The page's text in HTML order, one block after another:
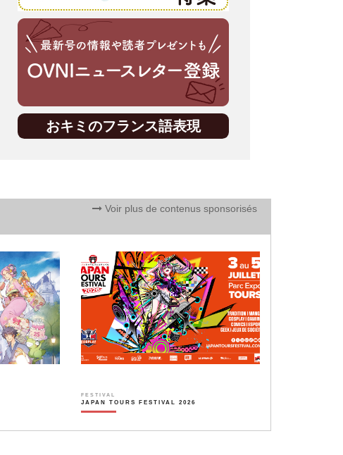
おキミのフランス語表現
Voir plus de contenus sponsorisés
FESTIVAL
JAPAN TOURS FESTIVAL 2026